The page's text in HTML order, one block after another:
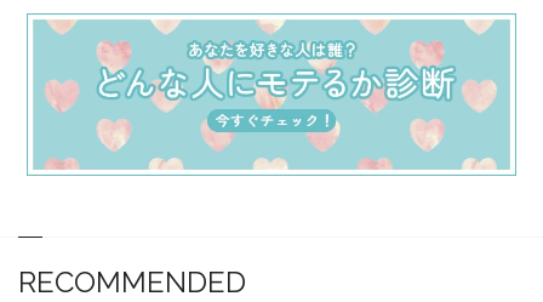
RECOMMENDED